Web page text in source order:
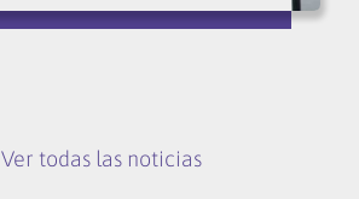
Ver todas las noticias